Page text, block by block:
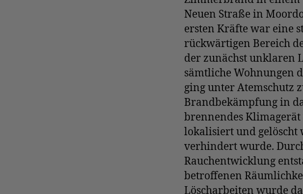
Neuen Straße in
ersten Kräfte war eine
rückwärtigen Bereich
der zunächst unklaren
sämtliche Wohnungen
ging unter Atemschutz
Brandbekämpfung in
brennendes Klimagerät
lokalisiert und gelöscht
verhindert wurde.
Rauchentwicklung
betroffenen
Löscharbeiten wurde